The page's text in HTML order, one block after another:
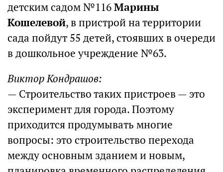
детским садом №116Марины
Кошелевой, в пристрой на территории
сада пойдут 55 детей, стоявших в очереди
в дошкольное учреждение №63.
Виктор Кондрашов:
— Строительство таких пристроев — это
эксперимент для города. Поэтому
приходится продумывать многие
вопросы: это строительство перехода
между основным зданием и новым,